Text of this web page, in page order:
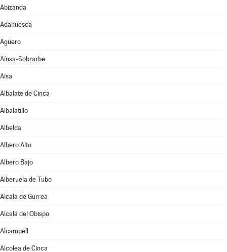
Abizanda
Adahuesca
Agüero
Aínsa-Sobrarbe
Aisa
Albalate de Cinca
Albalatillo
Albelda
Albero Alto
Albero Bajo
Alberuela de Tubo
Alcalá de Gurrea
Alcalá del Obispo
Alcampell
Alcolea de Cinca